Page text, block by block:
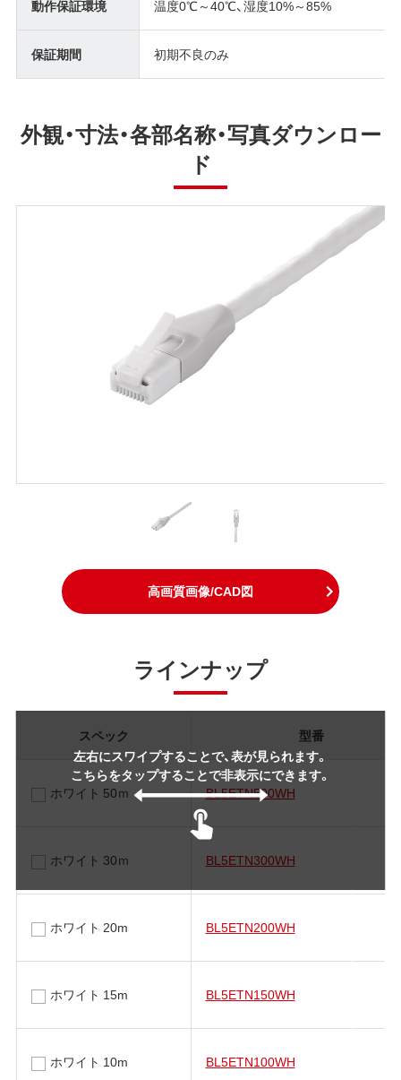
動作保証環境 温度0℃～40℃、湿度10%～85%
保証期間 初期不良のみ
外観・寸法・各部名称・写真ダウンロー
ド
高画質画像/CAD図
ラインナップ
左右にスワイプすることで、表が見られます。
こちらをタップすることで非表示にできます。
スペック 型番
ホワイト 50ｍ BL5ETN500WH
ホワイト 30ｍ BL5ETN300WH
ホワイト 20m BL5ETN200WH
ホワイト 15m BL5ETN150WH
ホワイト 10m BL5ETN100WH